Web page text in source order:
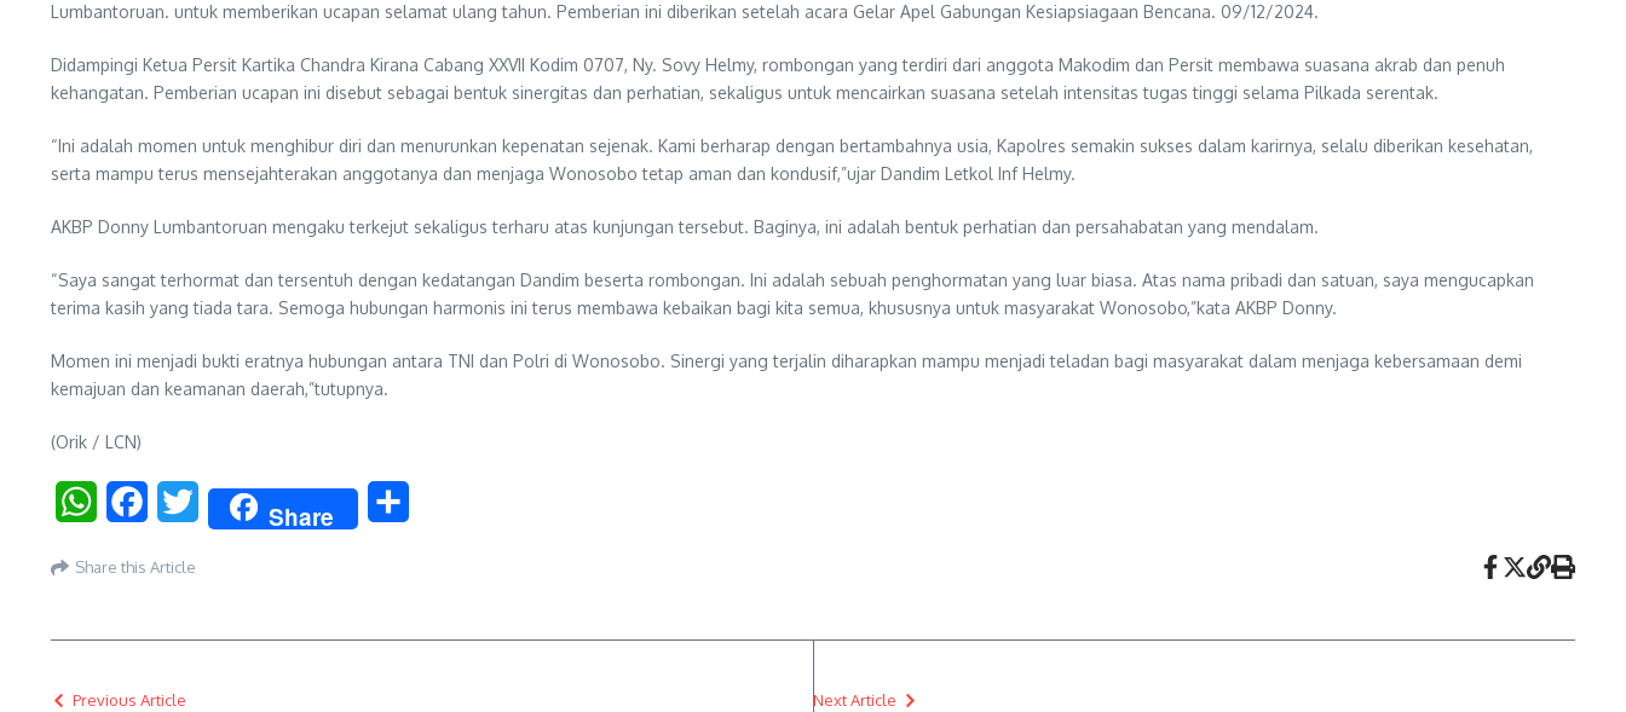
Lumbantoruan. untuk memberikan ucapan selamat ulang tahun. Pemberian ini diberikan setelah acara Gelar Apel Gabungan Kesiapsiagaan Bencana. 09/12/2024.
Didampingi Ketua Persit Kartika Chandra Kirana Cabang XXVII Kodim 0707, Ny. Sovy Helmy, rombongan yang terdiri dari anggota Makodim dan Persit membawa suasana akrab dan penuh
kehangatan. Pemberian ucapan ini disebut sebagai bentuk sinergitas dan perhatian, sekaligus untuk mencairkan suasana setelah intensitas tugas tinggi selama Pilkada serentak.
“Ini adalah momen untuk menghibur diri dan menurunkan kepenatan sejenak. Kami berharap dengan bertambahnya usia, Kapolres semakin sukses dalam karirnya, selalu diberikan kesehatan,
serta mampu terus mensejahterakan anggotanya dan menjaga Wonosobo tetap aman dan kondusif,”ujar Dandim Letkol Inf Helmy.
AKBP Donny Lumbantoruan mengaku terkejut sekaligus terharu atas kunjungan tersebut. Baginya, ini adalah bentuk perhatian dan persahabatan yang mendalam.
“Saya sangat terhormat dan tersentuh dengan kedatangan Dandim beserta rombongan. Ini adalah sebuah penghormatan yang luar biasa. Atas nama pribadi dan satuan, saya mengucapkan
terima kasih yang tiada tara. Semoga hubungan harmonis ini terus membawa kebaikan bagi kita semua, khususnya untuk masyarakat Wonosobo,”kata AKBP Donny.
Momen ini menjadi bukti eratnya hubungan antara TNI dan Polri di Wonosobo. Sinergi yang terjalin diharapkan mampu menjadi teladan bagi masyarakat dalam menjaga kebersamaan demi
kemajuan dan keamanan daerah,”tutupnya.
(Orik / LCN)
WhatsAppFacebookTwitter Share
Share this Article
Previous Article Next Article